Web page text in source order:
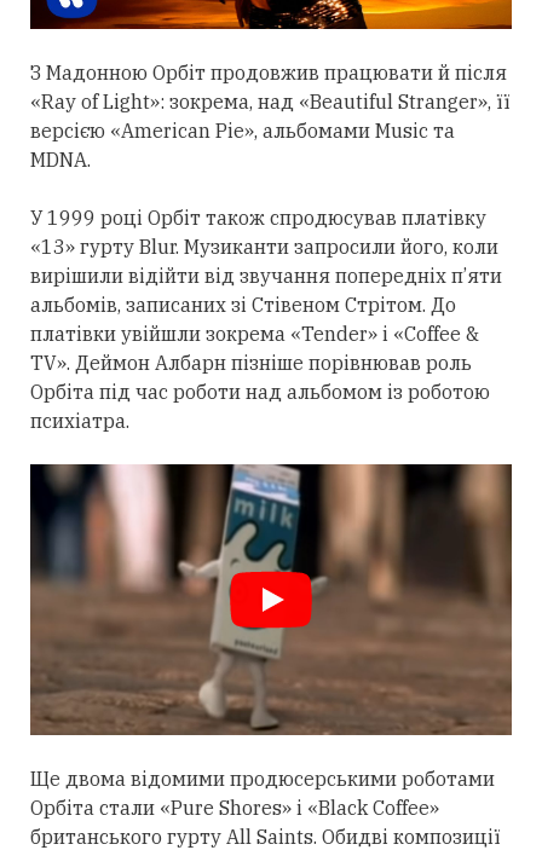
З Мадонною Орбіт продовжив працювати й після
«Ray of Light»: зокрема, над «Beautiful Stranger», її
версією «American Pie», альбомами Music та
MDNA.
У 1999 році Орбіт також спродюсував платівку
«13» гурту Blur. Музиканти запросили його, коли
вирішили відійти від звучання попередніх п’яти
альбомів, записаних зі Стівеном Стрітом. До
платівки увійшли зокрема «Tender» і «Coffee &
TV». Деймон Албарн пізніше порівнював роль
Орбіта під час роботи над альбомом із роботою
психіатра.
Ще двома відомими продюсерськими роботами
Орбіта стали «Pure Shores» і «Black Coffee»
британського гурту All Saints. Обидві композиції